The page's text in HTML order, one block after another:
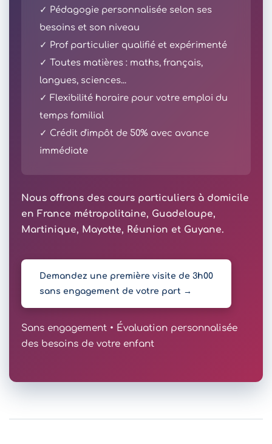
✓ Pédagogie personnalisée selon ses
besoins et son niveau
✓ Prof particulier qualifié et expérimenté
✓ Toutes matières : maths, français,
langues, sciences...
✓ Flexibilité horaire pour votre emploi du
temps familial
✓ Crédit d'impôt de 50% avec avance
immédiate
Nous offrons des cours particuliers à domicile
en France métropolitaine, Guadeloupe,
Martinique, Mayotte, Réunion et Guyane.
Demandez une première visite de 3h00
sans engagement de votre part →
Sans engagement • Évaluation personnalisée
des besoins de votre enfant